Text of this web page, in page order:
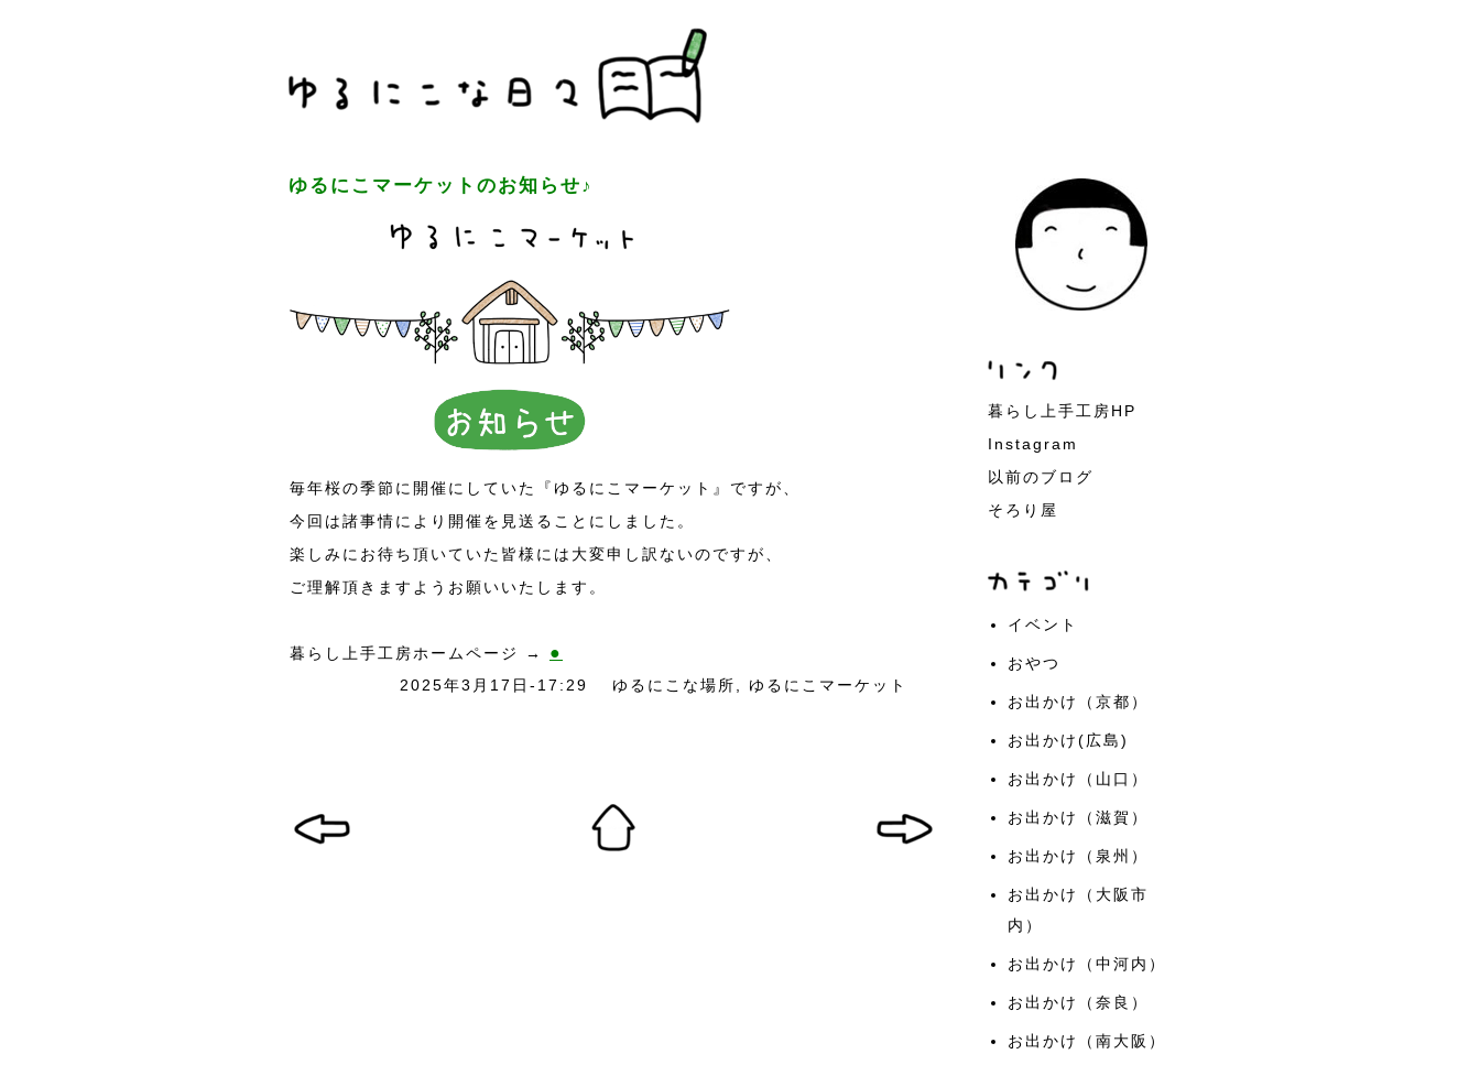
ゆるにこマーケットのお知らせ♪
毎年桜の季節に開催にしていた『ゆるにこマーケット』ですが、
今回は諸事情により開催を見送ることにしました。
楽しみにお待ち頂いていた皆様には大変申し訳ないのですが、
ご理解頂きますようお願いいたします。
暮らし上手工房ホームページ → ●
2025年3月17日-17:29 ゆるにこな場所 ゆるにこマーケット
暮らし上手工房HP
Instagram
以前のブログ
そろり屋
イベント
おやつ
お出かけ（京都）
お出かけ(広島)
お出かけ（山口）
お出かけ（滋賀）
お出かけ（泉州）
お出かけ（大阪市
内）
お出かけ（中河内）
お出かけ（奈良）
お出かけ（南大阪）